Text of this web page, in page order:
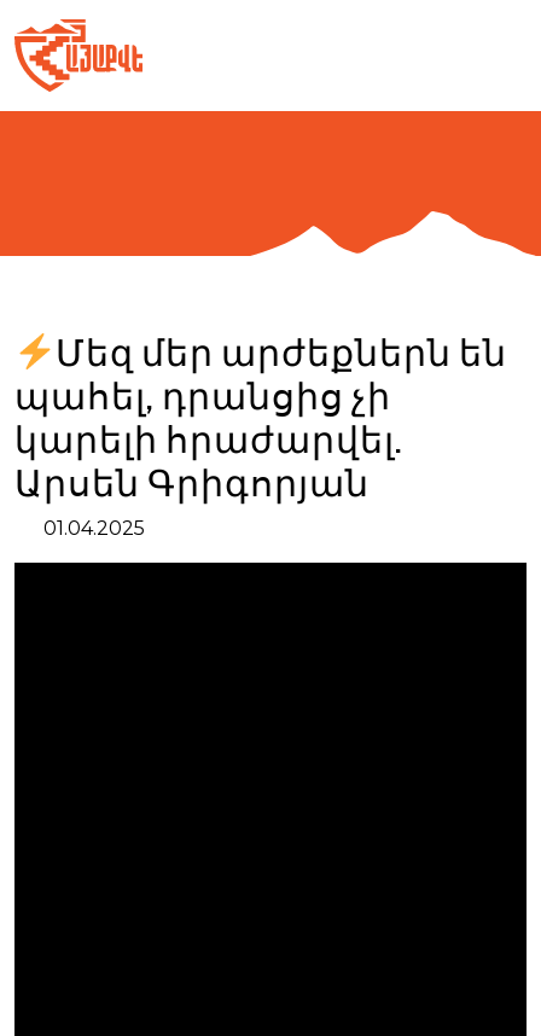
to
content
Մեզ մեր արժեքներն են
պահել, դրանցից չի
կարելի հրաժարվել.
Արսեն Գրիգորյան
01.04.2025